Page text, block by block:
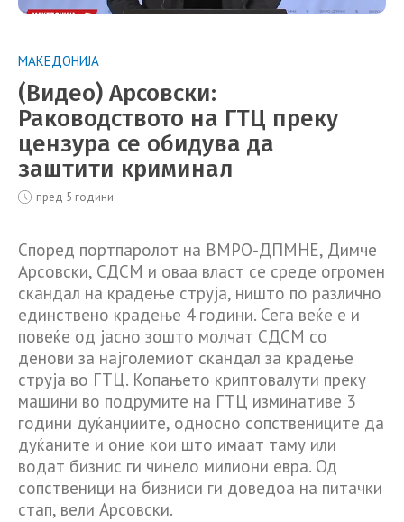
МАКЕДОНИЈА
(Видео) Арсовски:
Раководството на ГТЦ преку
цензура се обидува да
заштити криминал
пред 5 години
Според портпаролот на ВМРО-ДПМНЕ, Димче
Арсовски, СДСМ и оваа власт се среде огромен
скандал на крадење струја, ништо по различно
единствено крадење 4 години. Сега веќе е и
повеќе од јасно зошто молчат СДСМ со
денови за најголемиот скандал за крадење
струја во ГТЦ. Копањето криптовалути преку
машини во подрумите на ГТЦ изминативе 3
години дуќанџиите, односно сопствениците да
дуќаните и оние кои што имаат таму или
водат бизнис ги чинело милиони евра. Од
сопственици на бизниси ги доведоа на питачки
стап, вели Арсовски.